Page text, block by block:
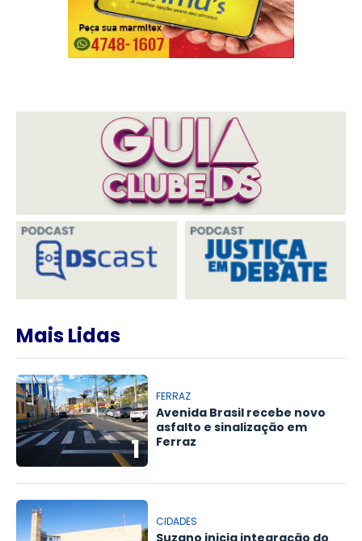
Mais Lidas
1
FERRAZ
Avenida Brasil recebe novo
asfalto e sinalização em
Ferraz
CIDADES
Suzano inicia integração do